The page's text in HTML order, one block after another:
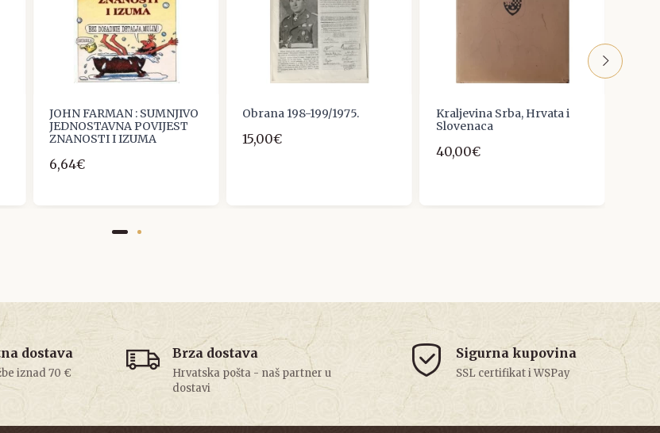
JOHN FARMAN : SUMNJIVO
JEDNOSTAVNA POVIJEST
ZNANOSTI I IZUMA
6,64€
Obrana 198-199/1975.
15,00€
Kraljevina Srba, Hrvata i
Slovenaca
40,00€
dostava
iznad 70 €
Brza dostava
Hrvatska pošta - naš partner u
dostavi
Sigurna kupovina
SSL certifikat i WSPay